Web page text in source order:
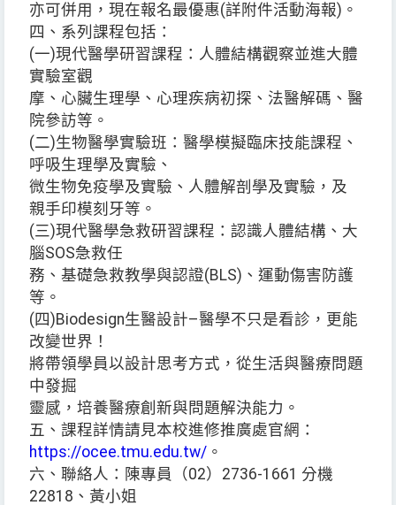
亦可併用，現在報名最優惠(詳附件活動海報)。
四、系列課程包括：
(一)現代醫學研習課程：人體結構觀察並進大體
實驗室觀
摩、心臟生理學、心理疾病初探、法醫解碼、醫
院參訪等。
(二)生物醫學實驗班：醫學模擬臨床技能課程、
呼吸生理學及實驗、
微生物免疫學及實驗、人體解剖學及實驗，及
親手印模刻牙等。
(三)現代醫學急救研習課程：認識人體結構、大
腦SOS急救任
務、基礎急救教學與認證(BLS)、運動傷害防護
等。
(四)Biodesign生醫設計–醫學不只是看診，更能
改變世界！
將帶領學員以設計思考方式，從生活與醫療問題
中發掘
靈感，培養醫療創新與問題解決能力。
五、課程詳情請見本校進修推廣處官網：
https://ocee.tmu.edu.tw/ 。
六、聯絡人：陳專員（02）2736-1661 分機
22818、黃小姐